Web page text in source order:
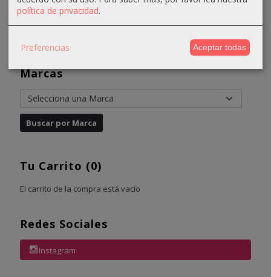
Marcas
Tu Carrito (0)
El carrito de la compra está vacío
Redes Sociales
Instagram
política de privacidad.
Preferencias Aceptar todas